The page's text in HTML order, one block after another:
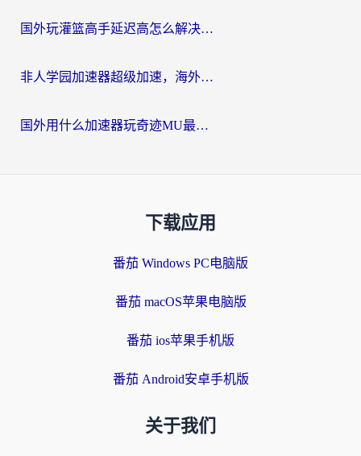
国外玩灌篮高手延迟高怎么解决？海外玩家国服游戏加速终极指南
非人学园加速器超级加速，海外玩家重返国服的通行证
国外用什么加速器玩奇迹MU最好？2026海外玩家国服游戏加速全攻略
下载应用
番茄 Windows PC电脑版
番茄 macOS苹果电脑版
番茄 ios苹果手机版
番茄 Android安卓手机版
关于我们